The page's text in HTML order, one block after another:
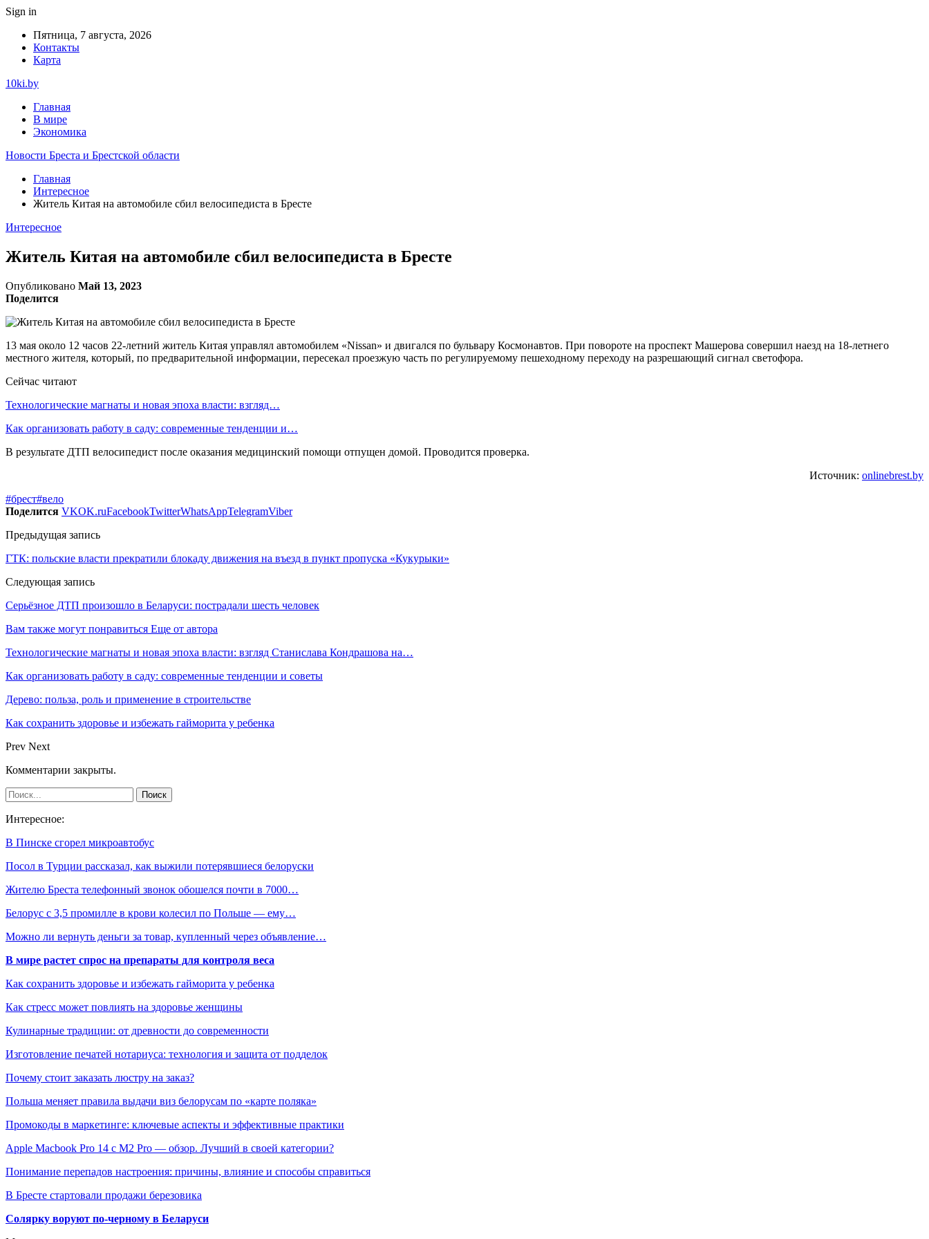
Sign in
Пятница, 7 августа, 2026
Контакты
Карта
10ki.by
Главная
В мире
Экономика
Новости Бреста и Брестской области
Главная
Интересное
Житель Китая на автомобиле сбил велосипедиста в Бресте
Интересное
Житель Китая на автомобиле сбил велосипедиста в Бресте
Опубликовано Май 13, 2023
Поделится
13 мая около 12 часов 22-летний житель Китая управлял автомобилем «Nissan» и двигался по бульвару Космонавтов. При повороте на проспект Машерова совершил наезд на 18-летнего
местного жителя, который, по предварительной информации, пересекал проезжую часть по регулируемому пешеходному переходу на разрешающий сигнал светофора.
Сейчас читают
Технологические магнаты и новая эпоха власти: взгляд…
Как организовать работу в саду: современные тенденции и…
В результате ДТП велосипедист после оказания медицинский помощи отпущен домой. Проводится проверка.
Источник: onlinebrest.by
#брест#вело
Поделится VKOK.ruFacebookTwitterWhatsAppTelegramViber
Предыдущая запись
ГТК: польские власти прекратили блокаду движения на въезд в пункт пропуска «Кукурыки»
Следующая запись
Серьёзное ДТП произошло в Беларуси: пострадали шесть человек
Вам также могут понравиться Еще от автора
Технологические магнаты и новая эпоха власти: взгляд Станислава Кондрашова на…
Как организовать работу в саду: современные тенденции и советы
Дерево: польза, роль и применение в строительстве
Как сохранить здоровье и избежать гайморита у ребенка
Prev Next
Комментарии закрыты.
Интересное:
В Пинске сгорел микроавтобус
Посол в Турции рассказал, как выжили потерявшиеся белоруски
Жителю Бреста телефонный звонок обошелся почти в 7000…
Белорус с 3,5 промилле в крови колесил по Польше — ему…
Можно ли вернуть деньги за товар, купленный через объявление…
В мире растет спрос на препараты для контроля веса
Как сохранить здоровье и избежать гайморита у ребенка
Как стресс может повлиять на здоровье женщины
Кулинарные традиции: от древности до современности
Изготовление печатей нотариуса: технология и защита от подделок
Почему стоит заказать люстру на заказ?
Польша меняет правила выдачи виз белорусам по «карте поляка»
Промокоды в маркетинге: ключевые аспекты и эффективные практики
Apple Macbook Pro 14 с M2 Pro — обзор. Лучший в своей категории?
Понимание перепадов настроения: причины, влияние и способы справиться
В Бресте стартовали продажи березовика
Солярку воруют по-черному в Беларуси